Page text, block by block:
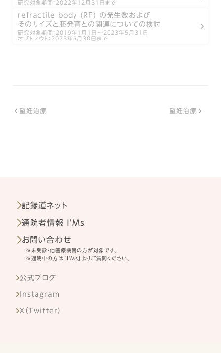
研究対象期間：2022年12月31日まで
refractile body (RF) の発生数および
そのサイズと胚発育との関連についての検討
研究対象期間：2019年1月1日〜2023年5月31日
オプトアウト：2023年6月30日まで
望妊治療 望妊治療
記録道ネット
通院者情報 I'Ms
お問い合わせ
※未受診・他医療機関の方が対象です。
※通院中の方は「I'Ms」よりご質問ください。
公式ブログ
Instagram
X（Twitter）